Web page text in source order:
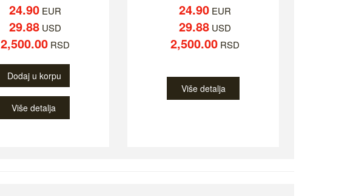
24.90EUR
29.88USD
2,500.00RSD
Dodaj u korpu
Više detalja
24.90EUR
29.88USD
2,500.00RSD
Više detalja